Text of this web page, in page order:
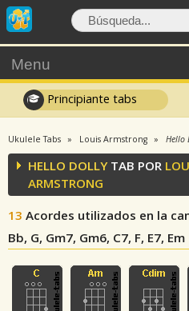
Menu
Principiante tabs
Ukulele Tabs Louis Armstrong Hello
HELLO DOLLYTAB POR
ARMSTRONG
13 Acordes utilizados en la
Bb, G, Gm7, Gm6, C7, F, E7, Em